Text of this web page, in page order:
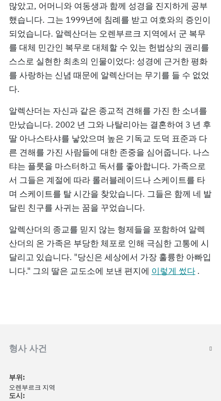
많았고, 어머니와 여동생과 함께 성경을 진지하게 공부
했습니다. 그는 1999년에 침례를 받고 여호와의 증인이
되었습니다. 알렉산더는 오렌부르크 지역에서 군 복무
를 대체 민간인 복무로 대체할 수 있는 헌법상의 권리를
스스로 실현한 최초의 인물이었다: 성경에 근거한 평화
를 사랑하는 신념 때문에 알렉산더는 무기를 들 수 없었
다.
알렉산더는 자신과 같은 종교적 견해를 가진 한 소녀를
만났습니다. 2002 년 그와 나탈리아는 결혼하여 3 년 후
딸 아나스타샤를 낳았으며 높은 기독교 도덕 표준과 다
른 견해를 가진 사람들에 대한 존중을 심어줍니다. 나스
탸는 플룻을 마스터하고 독서를 좋아합니다. 가족으로
서 그들은 계절에 따라 롤러블레이드나 스케이트를 타
며 스케이트를 탈 시간을 찾았습니다. 그들은 함께 네 발
달린 친구를 사귀는 꿈을 꾸었습니다.
알렉산더의 종교를 믿지 않는 형제들을 포함하여 알렉
산더의 온 가족은 부당한 체포로 인해 극심한 고통에 시
달리고 있습니다. "당신은 세상에서 가장 훌륭한 아빠입
니다." 그의 딸은 교도소에 보낸 편지에 이렇게 썼다 .
형사 사건
부위:
오렌부르크 지역
도시: